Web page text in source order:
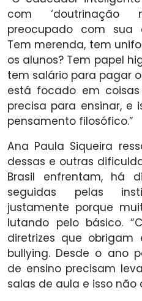
com ‘doutrinação
preocupado com sua
Tem merenda, tem
os alunos? Tem papel
tem salário para pagar
está focado em
precisa para ensinar, e
pensamento filosófico.”
Ana Paula Siqueira
dessas e outras
Brasil enfrentam, há
seguidas pelas
justamente porque
lutando pelo básico.
diretrizes que
bullying. Desde o ano
de ensino precisam
salas de aula e isso não